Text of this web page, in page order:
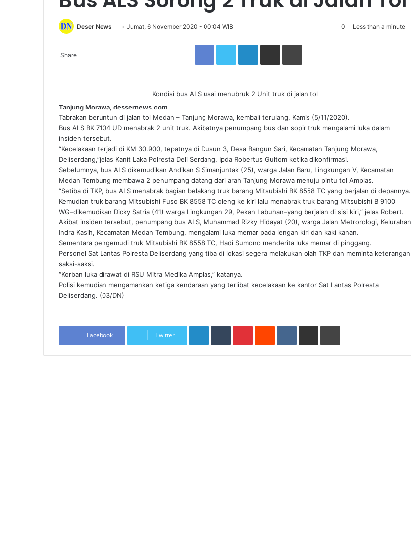
Deser News
m
a
l
Jumat, 6 November 2020 - 00:04 WIB 0 Less than a minute
Share
Facebook Twitter LinkedIn Share via Email Print
Kondisi bus ALS usai menubruk 2 Unit truk di jalan tol
Tanjung Morawa, dessernews.com
Tabrakan beruntun di jalan tol Medan – Tanjung Morawa, kembali terulang, Kamis (5/11/2020).
Bus ALS BK 7104 UD menabrak 2 unit truk. Akibatnya penumpang bus dan sopir truk mengalami luka dalam
insiden tersebut.
“Kecelakaan terjadi di KM 30.900, tepatnya di Dusun 3, Desa Bangun Sari, Kecamatan Tanjung Morawa,
Deliserdang,”jelas Kanit Laka Polresta Deli Serdang, Ipda Robertus Gultom ketika dikonfirmasi.
Sebelumnya, bus ALS dikemudikan Andikan S Simanjuntak (25), warga Jalan Baru, Lingkungan V, Kecamatan
Medan Tembung membawa 2 penumpang datang dari arah Tanjung Morawa menuju pintu tol Amplas.
“Setiba di TKP, bus ALS menabrak bagian belakang truk barang Mitsubishi BK 8558 TC yang berjalan di depannya.
Kemudian truk barang Mitsubishi Fuso BK 8558 TC oleng ke kiri lalu menabrak truk barang Mitsubishi B 9100
WG–dikemudikan Dicky Satria (41) warga Lingkungan 29, Pekan Labuhan–yang berjalan di sisi kiri,” jelas Robert.
Akibat insiden tersebut, penumpang bus ALS, Muhammad Rizky Hidayat (20), warga Jalan Metrorologi, Kelurahan
Indra Kasih, Kecamatan Medan Tembung, mengalami luka memar pada lengan kiri dan kaki kanan.
Sementara pengemudi truk Mitsubishi BK 8558 TC, Hadi Sumono menderita luka memar di pinggang.
Personel Sat Lantas Polresta Deliserdang yang tiba di lokasi segera melakukan olah TKP dan meminta keterangan
saksi-saksi.
“Korban luka dirawat di RSU Mitra Medika Amplas,” katanya.
Polisi kemudian mengamankan ketiga kendaraan yang terlibat kecelakaan ke kantor Sat Lantas Polresta
Deliserdang. (03/DN)
Facebook Twitter
LinkedIn Tumblr Pinterest Reddit VKontakte